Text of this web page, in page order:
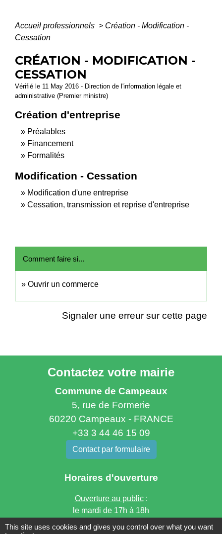
Accueil professionnels > Création - Modification -
Cessation
CRÉATION - MODIFICATION -
CESSATION
Vérifié le 11 May 2016 - Direction de l'information légale et
administrative (Premier ministre)
Création d'entreprise
Préalables
Financement
Formalités
Modification - Cessation
Modification d'une entreprise
Cessation, transmission et reprise d'entreprise
Comment faire si...
Ouvrir un commerce
Signaler une erreur sur cette page
Contactez votre mairie
Commune de Campeaux
5, rue de Formerie
60220 Campeaux - FRANCE
+33 3 44 46 15 09
Contact par formulaire
Horaires d'ouverture
Ouverture au public:
le mardi de 17h à 18h
Contact par téléphone:
This site uses cookies and gives you control over what you want